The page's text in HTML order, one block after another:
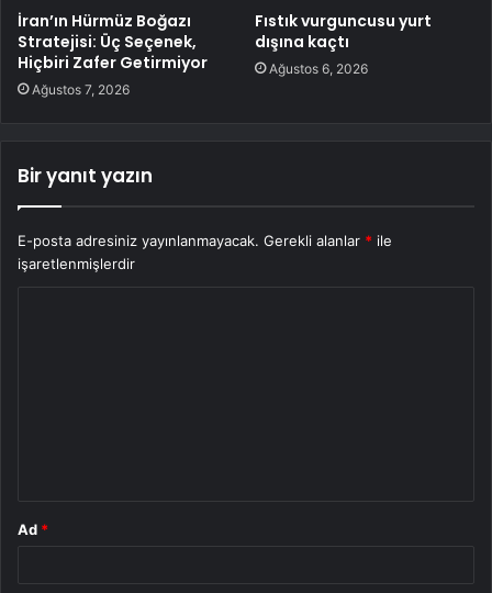
İran’ın Hürmüz Boğazı
Stratejisi: Üç Seçenek,
Hiçbiri Zafer Getirmiyor
Ağustos 7, 2026
Fıstık vurguncusu yurt
dışına kaçtı
Ağustos 6, 2026
Bir yanıt yazın
E-posta adresiniz yayınlanmayacak. Gerekli alanlar * ile
işaretlenmişlerdir
Ad *